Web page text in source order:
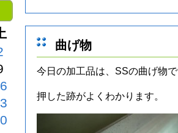
曲げ物
今日の加工品は、SSの曲げ物で
押した跡がよくわかります。